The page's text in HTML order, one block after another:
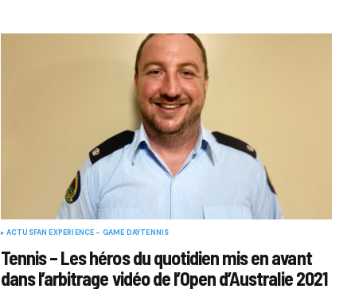
ACTUSFAN EXPERIENCE - GAME DAYTENNIS
Tennis – Les héros du quotidien mis en avant
dans l’arbitrage vidéo de l’Open d’Australie 2021